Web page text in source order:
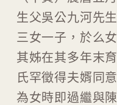
生父吳公九河先
三女一子，於么
其姊在其多年末
氏罕徵得夫婿同
為女時即過繼與